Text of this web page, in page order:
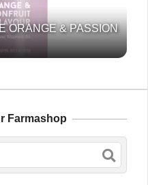
ORANGE & PASSION
Farmashop